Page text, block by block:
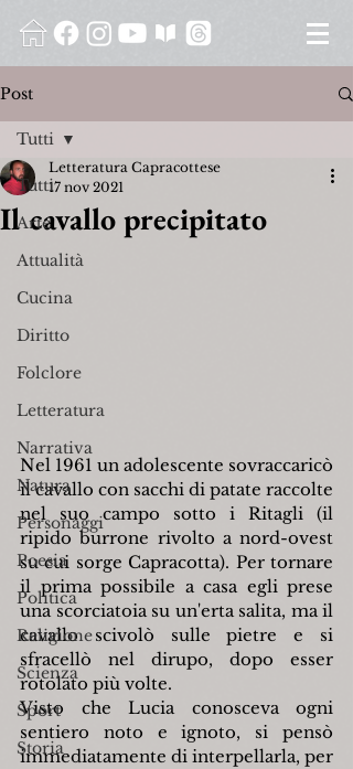
Post
Tutti
Arte
Attualità
Cucina
Diritto
Folclore
Letteratura
Narrativa
Natura
Personaggi
Poesia
Politica
Religione
Scienza
Sport
Storia
Tutti
Il cavallo precipitato
Letteratura Capracottese
17 nov 2021
Nel 1961 un adolescente sovraccaricò
il cavallo con sacchi di patate raccolte
nel suo campo sotto i Ritagli (il
ripido burrone rivolto a nord-ovest
su cui sorge Capracotta). Per tornare
il prima possibile a casa egli prese
una scorciatoia su un'erta salita, ma il
cavallo scivolò sulle pietre e si
sfracellò nel dirupo, dopo esser
rotolato più volte.
Visto che Lucia conosceva ogni
sentiero noto e ignoto, si pensò
immediatamente di interpellarla, per